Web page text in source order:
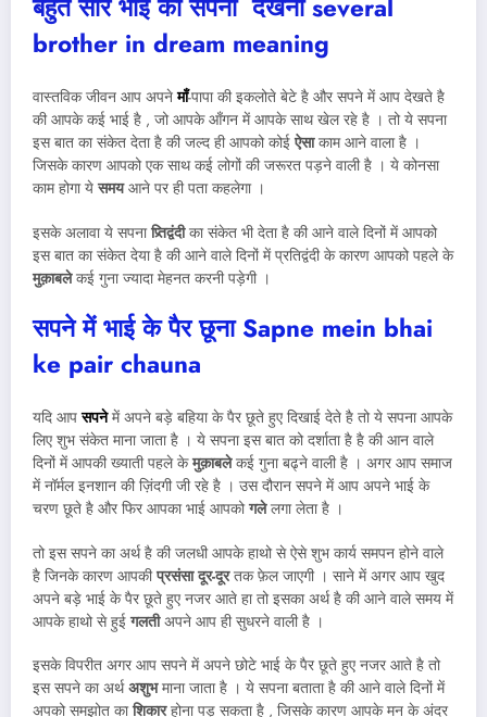
बहुत सारे भाई का सपना देखनाseveral
brother in dream meaning
वास्तविक जीवन आप अपनेमाँ-पापा की इकलोते बेटे है और सपने में आप देखते है
की आपके कई भाई है , जो आपके आँगन में आपके साथ खेल रहे है । तो ये सपना
इस बात का संकेत देता है की जल्द ही आपको कोईऐसाकाम आने वाला है ।
जिसके कारण आपको एक साथ कई लोगों की जरूरत पड़ने वाली है । ये कोनसा
काम होगा येसमयआने पर ही पता कहलेगा ।
इसके अलावा ये सपनाप्र्तिद्वंदीका संकेत भी देता है की आने वाले दिनों में आपको
इस बात का संकेत देया है की आने वाले दिनों में प्रतिद्वंदी के कारण आपको पहले के
मुक़ाबलेकई गुना ज्यादा मेहनत करनी पड़ेगी ।
सपने में भाई के पैर छूना Sapne mein bhai
ke pair chauna
यदि आपसपनेमें अपने बड़े बहिया के पैर छूते हुए दिखाई देते है तो ये सपना आपके
लिए शुभ संकेत माना जाता है । ये सपना इस बात को दर्शाता है है की आन वाले
दिनों में आपकी ख्याती पहले केमुक़ाबलेकई गुना बढ्ने वाली है । अगर आप समाज
में नॉर्मल इनशान की ज़िंदगी जी रहे है । उस दौरान सपने में आप अपने भाई के
चरण छूते है और फिर आपका भाई आपकोगलेलगा लेता है ।
तो इस सपने का अर्थ है की जलधी आपके हाथो से ऐसे शुभ कार्य समपन होने वाले
है जिनके कारण आपकीप्रसंसा दूर-दूरतक फ़ेल जाएगी । साने में अगर आप खुद
अपने बड़े भाई के पैर छूते हुए नजर आते हा तो इसका अर्थ है की आने वाले समय में
आपके हाथो से हुईगलतीअपने आप ही सुधरने वाली है ।
इसके विपरीत अगर आप सपने में अपने छोटे भाई के पैर छूते हुए नजर आते है तो
इस सपने का अर्थअशुभमाना जाता है । ये सपना बताता है की आने वाले दिनों में
अपको समझोत काशिकारहोना पड़ सकता है , जिसके कारण आपके मन के अंदर